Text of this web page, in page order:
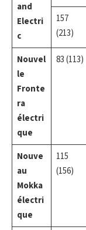
and
Electri
c
157
(213)
Nouvel
le
Fronte
ra
électri
que
83 (113)
Nouve
au
Mokka
électri
que
115
(156)